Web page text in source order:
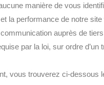
manière de vous
la performance de notre
auprès de
par la loi, sur ordre d’un
vous trouverez ci-dessous